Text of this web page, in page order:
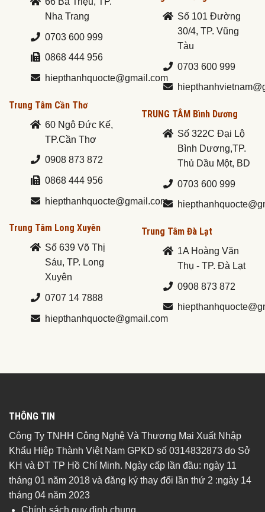
Nha Trang
0703 600 999
0868 444 956
hiepthanhquocte@gmail.com
Trung Tâm Cần Thơ
60 Ngô Đức Kế,
TP.Cần Thơ
0908 873 872
0868 444 956
hiepthanhquocte@gmail.com
Trung Tâm Long Xuyên
Số 639 Võ Thị
Sáu, TP. Long
Xuyên
0707 14 7888
hiepthanhquocte@gmail.com
Số 101 Đường
30/4, TP. Vũng
Tàu
0703 600 999
TRUNG TÂM Bình Dương
Số 322C Đại Lộ
Bình Dương,TP.
Thủ Dầu Một, BD
0703 600 999
Trung Tâm Đà Lạt
1A Hoàng Văn
Thụ - TP. Đà Lạt
0908 873 872
THÔNG TIN
Công Ty TNHH Công Nghệ Và Thương Mại Xuất Nhập
Khẩu Hiệp Thành Việt Nam GPKD số 0314832873 do Sở
KH và ĐT TP Hồ Chí Minh. Ngày cấp lần đầu: ngày 11
tháng 01 năm 2018 và đăng ký thay đổi lần thứ 2 :ngày 14
tháng 04 năm 2023